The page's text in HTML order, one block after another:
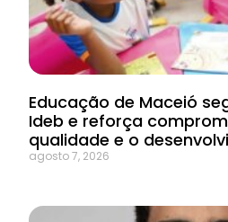
Educação de Maceió
Ideb e reforça
qualidade e o
agosto 7, 2026